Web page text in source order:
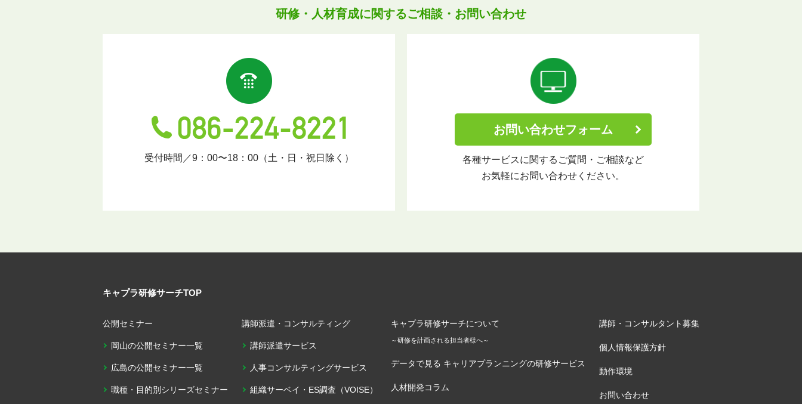
研修・人材育成に関するご相談・お問い合わせ
受付時間／9：00〜18：00（土・日・祝日除く）
お問い合わせフォーム
各種サービスに関する ご質問・ご相談など
お気軽にお問い合わせください。
キャプラ研修サーチTOP
公開セミナー
岡山の公開セミナー一覧
広島の公開セミナー一覧
職種・目的別シリーズセミナー
講師派遣・コンサルティング
講師派遣サービス
人事コンサルティングサービス
組織サーベイ・ES調査（VOISE）
キャプラ研修サーチについて
～研修を計画される担当者様へ～
データで見る キャリアプランニングの研修サービス
人材開発コラム
講師・コンサルタント募集
個人情報保護方針
動作環境
お問い合わせ